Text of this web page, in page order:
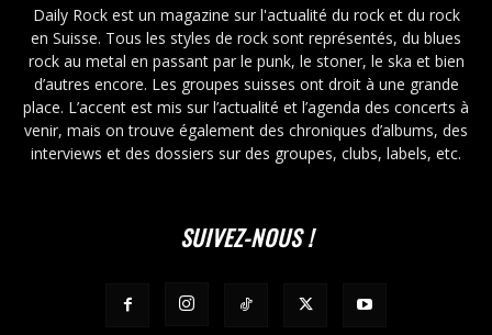
Daily Rock est un magazine sur l'actualité du rock et du rock
en Suisse. Tous les styles de rock sont représentés, du blues
rock au metal en passant par le punk, le stoner, le ska et bien
d’autres encore. Les groupes suisses ont droit à une grande
place. L’accent est mis sur l’actualité et l’agenda des concerts à
venir, mais on trouve également des chroniques d’albums, des
interviews et des dossiers sur des groupes, clubs, labels, etc.
SUIVEZ-NOUS !